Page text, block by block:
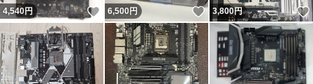
4,540円 いいね！
6,500円 いいね！
3,800円